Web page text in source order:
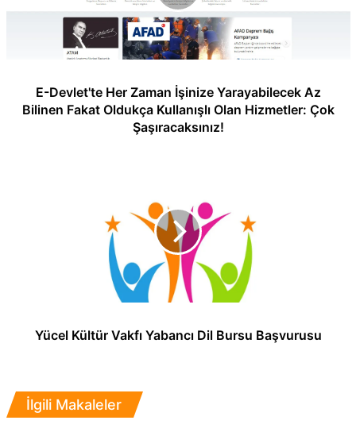
E-Devlet'te Her Zaman İşinize Yarayabilecek Az
Bilinen Fakat Oldukça Kullanışlı Olan Hizmetler: Çok
Şaşıracaksınız!
Yücel Kültür Vakfı Yabancı Dil Bursu Başvurusu
İlgili Makaleler